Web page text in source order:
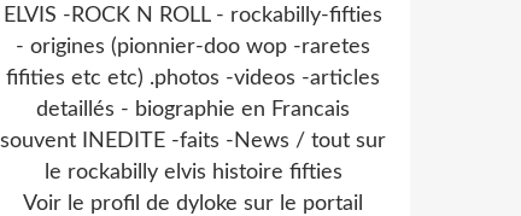
ELVIS -ROCK N ROLL - rockabilly-fifties
- origines (pionnier-doo wop -raretes
fifities etc etc) .photos -videos -articles
detaillés - biographie en Francais
souvent INEDITE -faits -News / tout sur
le rockabilly elvis histoire fifties
Voir le profil de dyloke sur le portail